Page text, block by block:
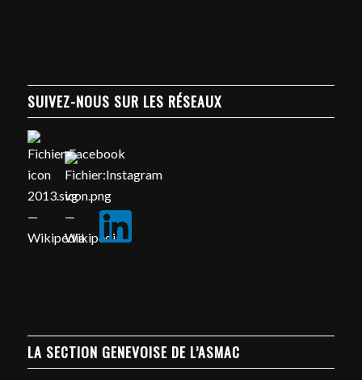
SUIVEZ-NOUS SUR LES RÉSEAUX
LA SECTION GENEVOISE DE L’ASMAC